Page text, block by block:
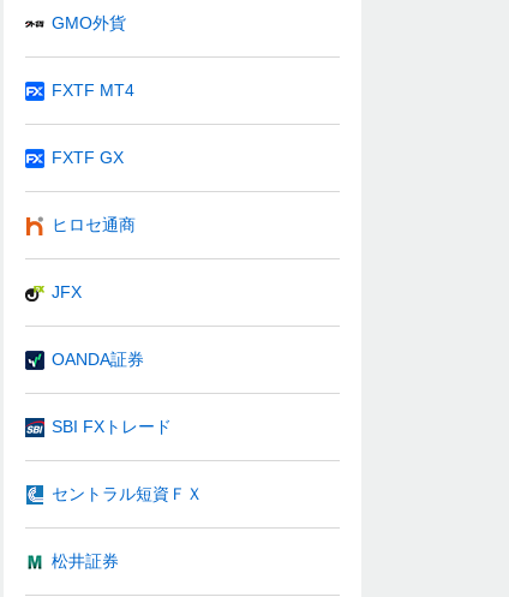
GMO外貨
FXTF MT4
FXTF GX
ヒロセ通商
JFX
OANDA証券
SBI FXトレード
セントラル短資ＦＸ
松井証券